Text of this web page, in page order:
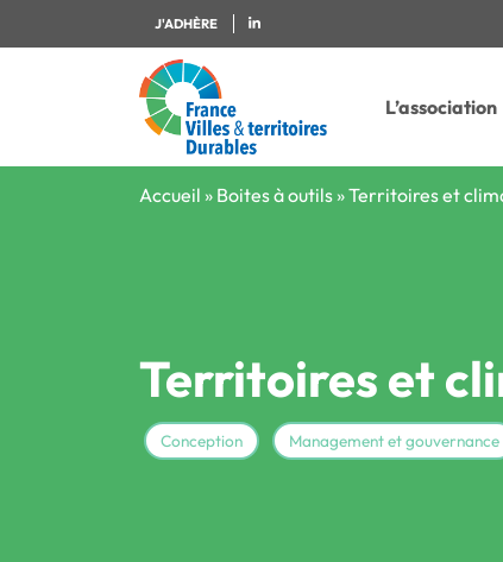
J'ADHÈRE
L’association
Accueil » Boites à outils »Territoires et
Territoires et
Conception Management et gouvernance